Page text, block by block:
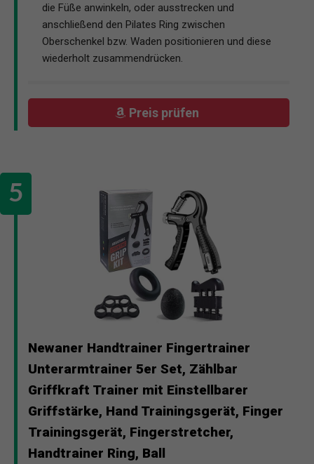
die Füße anwinkeln, oder ausstrecken und
anschließend den Pilates Ring zwischen
Oberschenkel bzw. Waden positionieren und diese
wiederholt zusammendrücken.
Preis prüfen
Newaner Handtrainer Fingertrainer
Unterarmtrainer 5er Set, Zählbar
Griffkraft Trainer mit Einstellbarer
Griffstärke, Hand Trainingsgerät, Finger
Trainingsgerät, Fingerstretcher,
Handtrainer Ring, Ball